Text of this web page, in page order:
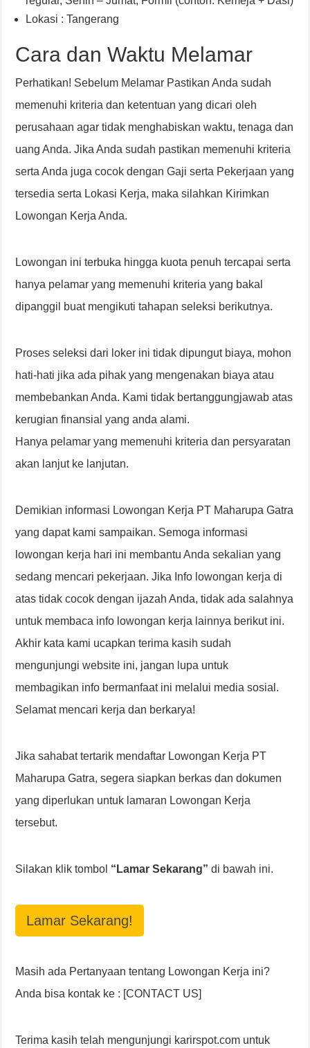
Lokasi : Tangerang
Cara dan Waktu Melamar
Perhatikan! Sebelum Melamar Pastikan Anda sudah
memenuhi kriteria dan ketentuan yang dicari oleh
perusahaan agar tidak menghabiskan waktu, tenaga dan
uang Anda. Jika Anda sudah pastikan memenuhi kriteria
serta Anda juga cocok dengan Gaji serta Pekerjaan yang
tersedia serta Lokasi Kerja, maka silahkan Kirimkan
Lowongan Kerja Anda.
Lowongan ini terbuka hingga kuota penuh tercapai serta
hanya pelamar yang memenuhi kriteria yang bakal
dipanggil buat mengikuti tahapan seleksi berikutnya.
Proses seleksi dari loker ini tidak dipungut biaya, mohon
hati-hati jika ada pihak yang mengenakan biaya atau
membebankan Anda. Kami tidak bertanggungjawab atas
kerugian finansial yang anda alami.
Hanya pelamar yang memenuhi kriteria dan persyaratan
akan lanjut ke lanjutan.
Demikian informasi Lowongan Kerja PT Maharupa Gatra
yang dapat kami sampaikan. Semoga informasi
lowongan kerja hari ini membantu Anda sekalian yang
sedang mencari pekerjaan. Jika Info lowongan kerja di
atas tidak cocok dengan ijazah Anda, tidak ada salahnya
untuk membaca info lowongan kerja lainnya berikut ini.
Akhir kata kami ucapkan terima kasih sudah
mengunjungi website ini, jangan lupa untuk
membagikan info bermanfaat ini melalui media sosial.
Selamat mencari kerja dan berkarya!
Jika sahabat tertarik mendaftar Lowongan Kerja PT
Maharupa Gatra, segera siapkan berkas dan dokumen
yang diperlukan untuk lamaran Lowongan Kerja
tersebut.
Silakan klik tombol “Lamar Sekarang” di bawah ini.
Lamar Sekarang!
Masih ada Pertanyaan tentang Lowongan Kerja ini?
Anda bisa kontak ke : [CONTACT US]
Terima kasih telah mengunjungi karirspot.com untuk